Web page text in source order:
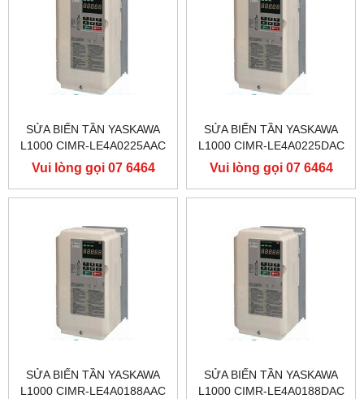
SỬA BIẾN TẦN YASKAWA
L1000 CIMR-LE4A0225AAC
400V 110KW, BIẾN TẦN
YASKAWA L1000
Vui lòng gọi 07 6464
9556
SỬA BIẾN TẦN YASKAWA
L1000 CIMR-LE4A0225DAC
400V 110KW, BIẾN TẦN
YASKAWA L1000
Vui lòng gọi 07 6464
9556
SỬA BIẾN TẦN YASKAWA
L1000 CIMR-LE4A0188AAC
SỬA BIẾN TẦN YASKAWA
L1000 CIMR-LE4A0188DAC